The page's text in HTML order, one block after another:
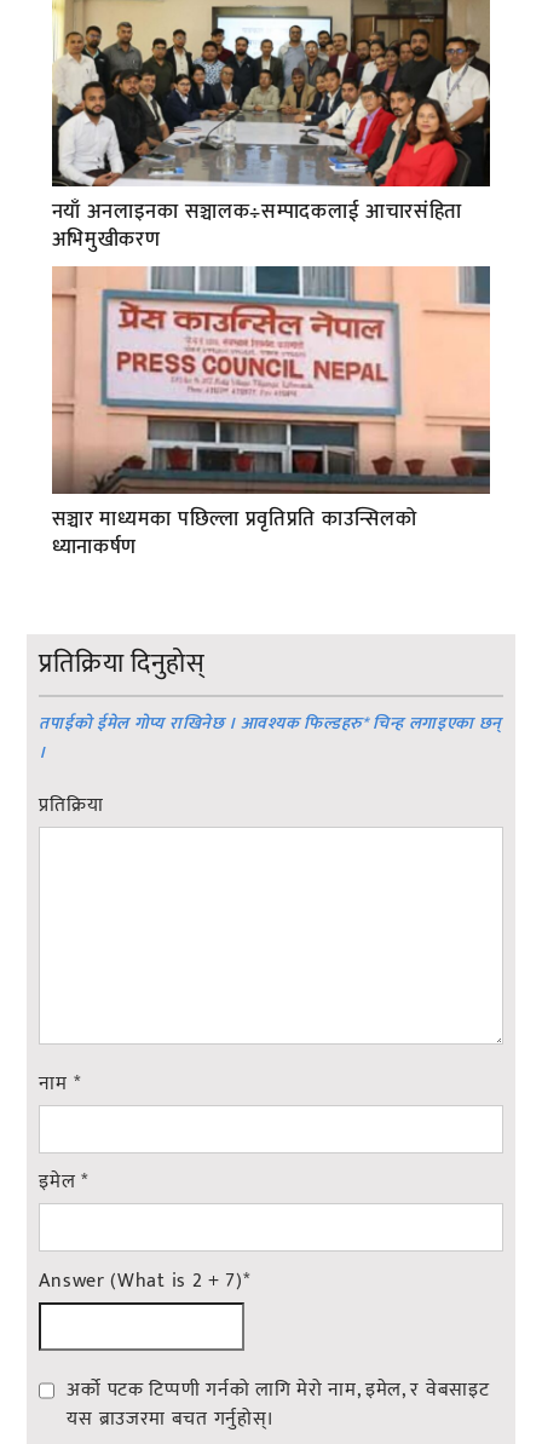
नयाँ अनलाइनका सञ्चालक÷सम्पादकलाई आचारसंहिता
अभिमुखीकरण
सञ्चार माध्यमका पछिल्ला प्रवृतिप्रति काउन्सिलको
ध्यानाकर्षण
प्रतिक्रिया दिनुहोस्
तपाईको ईमेल गोप्य राखिनेछ । आवश्यक फिल्डहरु*चिन्ह लगाइएका छन्
।
प्रतिक्रिया
नाम *
इमेल*
Answer (What is 2 + 7)*
अर्को पटक टिप्पणी गर्नको लागि मेरो नाम, इमेल, र वेबसाइट
यस ब्राउजरमा बचत गर्नुहोस्।